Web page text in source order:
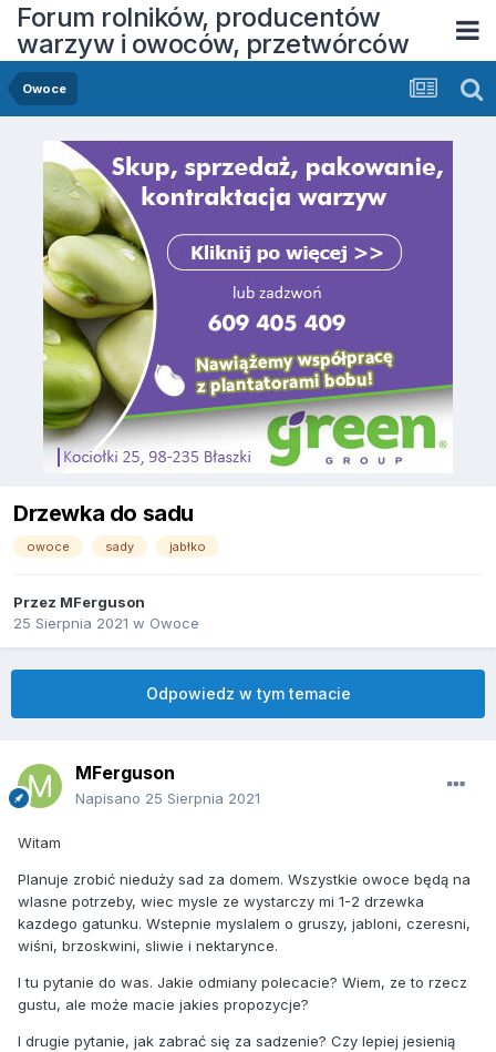
Forum rolników, producentów
warzyw i owoców, przetwórców
Owoce
Drzewka do sadu
owoce sady jabłko
Przez MFerguson
25 Sierpnia 2021 w Owoce
Odpowiedz w tym temacie
MFerguson
Napisano 25 Sierpnia 2021
Witam
Planuje zrobić nieduży sad za domem. Wszystkie owoce będą na
wlasne potrzeby, wiec mysle ze wystarczy mi 1-2 drzewka
kazdego gatunku. Wstepnie myslalem o gruszy, jabloni, czeresni,
wiśni, brzoskwini, sliwie i nektarynce.
I tu pytanie do was. Jakie odmiany polecacie? Wiem, ze to rzecz
gustu, ale może macie jakies propozycje?
I drugie pytanie, jak zabrać się za sadzenie? Czy lepiej jesienią